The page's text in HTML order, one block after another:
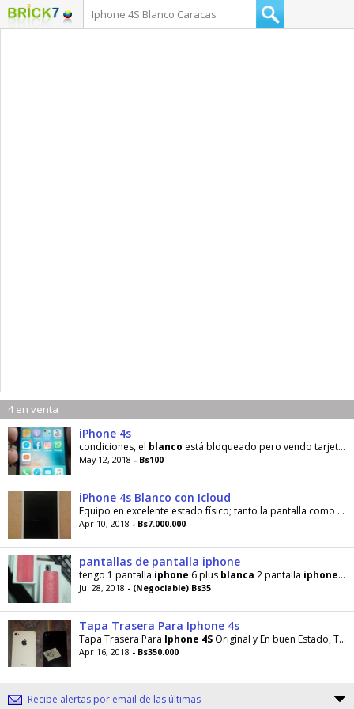
4 en venta
iPhone 4s
condiciones, el blanco está bloqueado pero vendo tarjeta lógica base virgen liberada nueva traída de afuera
May 12, 2018 - Bs100
iPhone 4s Blanco con Icloud
Equipo en excelente estado físico; tanto la pantalla como sus otros componentes funcionan perfectamente. Tiene bloqueado el icloud. Se entrega el...
Apr 10, 2018 - Bs7.000.000
pantallas de pantalla iphone
tengo 1 pantalla iphone 6 plus blanca 2 pantalla iphone5s
Jul 28, 2018 - (Negociable) Bs35
Tapa Trasera Para Iphone 4s
Tapa Trasera Para Iphone 4S Original y En buen Estado, Tenemos Punto de venta, aceptamos
Apr 16, 2018 - Bs350.000
Recibe alertas por email de las últimas